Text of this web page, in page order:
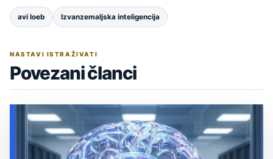
avi loeb Izvanzemaljska inteligencija
NASTAVI ISTRAŽIVATI
Povezani članci